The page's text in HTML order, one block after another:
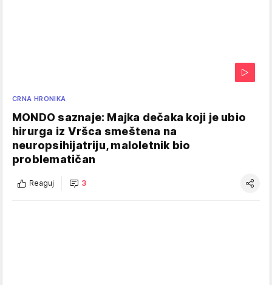
CRNA HRONIKA
MONDO saznaje: Majka dečaka koji je ubio
hirurga iz Vršca smeštena na
neuropsihijatriju, maloletnik bio
problematičan
Reaguj 3